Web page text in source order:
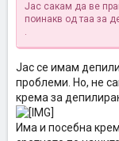
Јас сакам да ве
поинакв од таа за
.
Јас се имам
проблеми. Но, не
крема за
Има и посебна